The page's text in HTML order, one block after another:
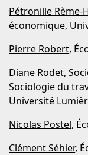
Pétronille Rème-
économique,
Pierre Robert,
Diane Rodet,
Sociologie du
Université
Nicolas Postel,
Clément Séhier,